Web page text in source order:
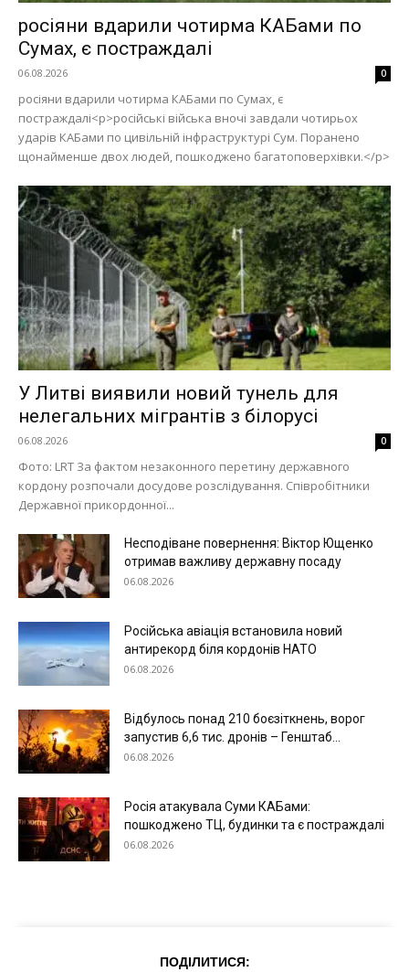
росіяни вдарили чотирма КАБами по
Сумах, є постраждалі
06.08.2026 0
росіяни вдарили чотирма КАБами по Сумах, є
постраждалі<p>російські війська вночі завдали чотирьох
ударів КАБами по цивільній інфраструктурі Сум. Поранено
щонайменше двох людей, пошкоджено багатоповерхівки.</p>
У Литві виявили новий тунель для
нелегальних мігрантів з білорусі
06.08.2026 0
Фото: LRT За фактом незаконного перетину державного
кордону розпочали досудове розслідування. Співробітники
Державної прикордонної...
Несподіване повернення: Віктор Ющенко
отримав важливу державну посаду
06.08.2026
Російська авіація встановила новий
антирекорд біля кордонів НАТО
06.08.2026
Відбулось понад 210 боєзіткнень, ворог
запустив 6,6 тис. дронів – Генштаб...
06.08.2026
Росія атакувала Суми КАБами:
пошкоджено ТЦ, будинки та є постраждалі
06.08.2026
ПОДІЛИТИСЯ: